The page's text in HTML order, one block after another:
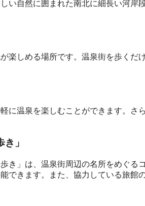
い自然に囲まれた南北に細長い河岸
楽しめる場所です。温泉街を歩くだ
に温泉を楽しむことができます。さ
」
き」は、温泉街周辺の名所をめぐる
できます。また、協力している旅館